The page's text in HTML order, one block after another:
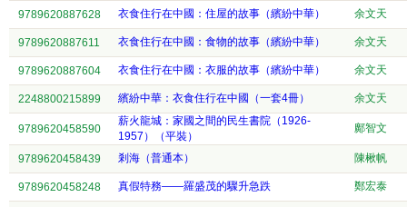
9789620887628 衣食住行在中國：住屋的故事（繽紛中華） 余文天
9789620887611 衣食住行在中國：食物的故事（繽紛中華） 余文天
9789620887604 衣食住行在中國：衣服的故事（繽紛中華） 余文天
2248800215899 繽紛中華：衣食住行在中國（一套4冊） 余文天
9789620458590
薪火龍城：家國之間的民生書院（1926-
1957）（平裝）
鄺智文
9789620458439 剎海（普通本） 陳楸帆
9789620458248 真假特務——羅盛茂的驟升急跌 鄭宏泰